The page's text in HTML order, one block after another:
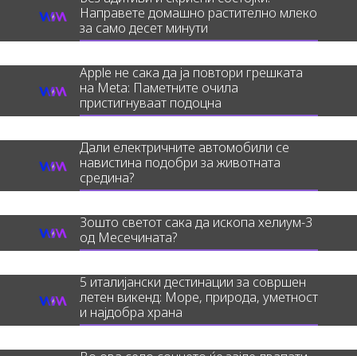
Направете домашно растително млеко
за само десет минути
Apple не сака да ја повтори грешката
на Meta: Паметните очила
пристигнуваат подоцна
Дали електричните автомобили се
навистина подобри за животната
средина?
Зошто светот сака да ископа хелиум-3
од Месечината?
5 италијански дестинации за совршен
летен викенд: Море, природа, уметност
и најдобра храна